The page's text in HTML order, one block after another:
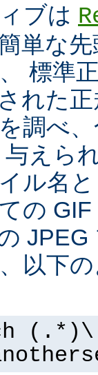
ブは
単な
標準
れた
調べ
えら
ル名
の
以下